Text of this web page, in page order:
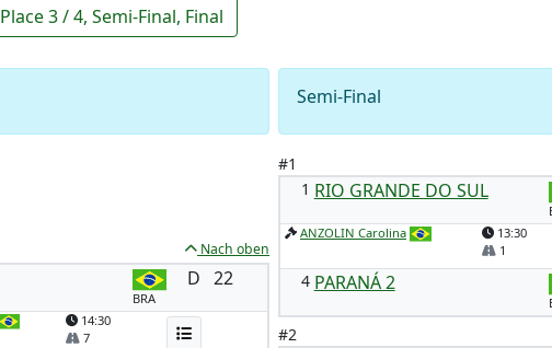
Place 3 / 4, Semi-Final, Final
Nach oben
BRA
D 22
14:30
7
Semi-Final
#1
1 RIO GRANDE DO SUL
ANZOLIN Carolina
13:30
1
4 PARANÁ 2
#2